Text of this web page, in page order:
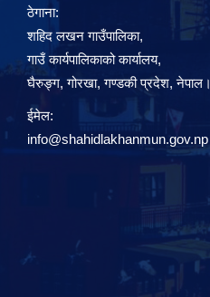
ठेगाना:
शहिद लखन गाउँपालिका,
गाउँ कार्यपालिकाको कार्यालय,
घैरुङ्ग, गोरखा, गण्डकी प्रदेश, नेपाल।
ईमेल:
info@shahidlakhanmun.gov.np